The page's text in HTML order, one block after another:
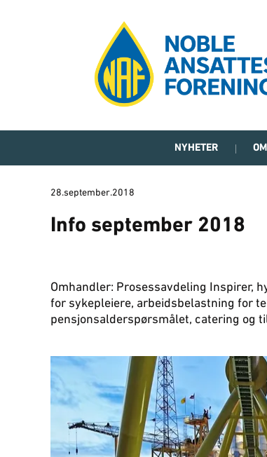
NYHETER
28.september.2018
Info september 2018
Omhandler: Prosessavdeling Inspirer,
for sykepleiere, arbeidsbelastning for
pensjonsalderspørsmålet, catering og